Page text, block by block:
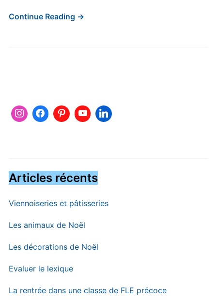
Continue Reading →
Articles récents
Viennoiseries et pâtisseries
Les animaux de Noël
Les décorations de Noël
Evaluer le lexique
La rentrée dans une classe de FLE précoce